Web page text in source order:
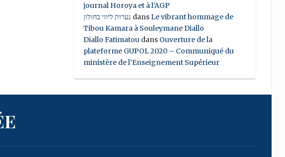
journal Horoya et à l’AGP
נערות ליווי בחולון dansLe vibrant hommage de
Tibou Kamara à Souleymane Diallo
Diallo Fatimatoudans Ouverture de la
plateforme GUPOL 2020 – Communiqué du
ministère de l’Enseignement Supérieur